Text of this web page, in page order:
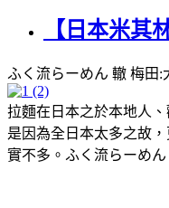
【日本米其
ふく流らーめん 轍 梅田:
拉麵在日本之於本地人
是因為全日本太多之故
實不多。ふく流らーめ